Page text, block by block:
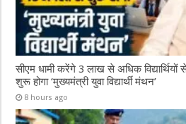
सीएम धामी करेंगे 3 लाख से अधिक
शुरू होगा ‘मुख्यमंत्री युवा विद्यार्थी मंथन’
8 hours ago